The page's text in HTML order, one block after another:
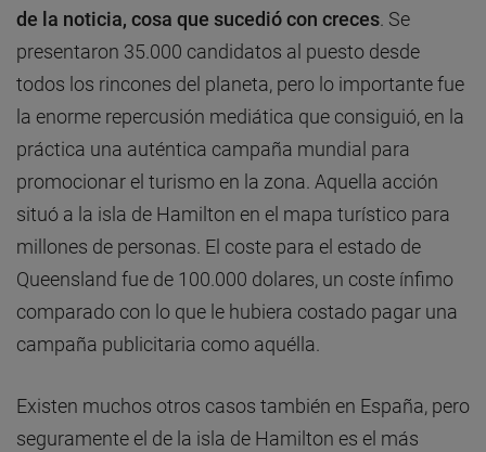
de la noticia, cosa que sucedió con creces . Se
presentaron 35.000 candidatos al puesto desde
todos los rincones del planeta, pero lo importante fue
la enorme repercusión mediática que consiguió, en la
práctica una auténtica campaña mundial para
promocionar el turismo en la zona. Aquella acción
situó a la isla de Hamilton en el mapa turístico para
millones de personas. El coste para el estado de
Queensland fue de 100.000 dolares, un coste ínfimo
comparado con lo que le hubiera costado pagar una
campaña publicitaria como aquélla.
Existen muchos otros casos también en España, pero
seguramente el de la isla de Hamilton es el más